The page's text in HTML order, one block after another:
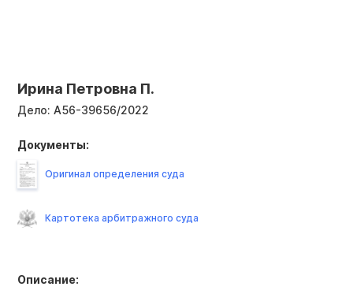
Ирина Петровна П.
Дело: А56-39656/2022
Описание:
Документы:
Оригинал определения суда
Картотека арбитражного суда